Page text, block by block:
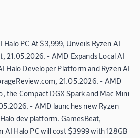
Halo PC At $3,999, Unveils Ryzen AI
21.05.2026. - AMD Expands Local AI
Halo Developer Platform and Ryzen AI
21.05.2026. - AMD
the Compact DGX Spark and Mac Mini
- AMD launches new Ryzen
dev platform. GamesBeat,
AI Halo PC will cost $3999 with 128GB